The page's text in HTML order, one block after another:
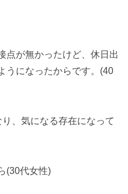
点が無かったけど、休日出
うになったからです。(40
、気になる存在になって
(30代女性)